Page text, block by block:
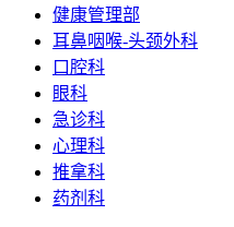
健康管理部
耳鼻咽喉-头颈外科
口腔科
眼科
急诊科
心理科
推拿科
药剂科